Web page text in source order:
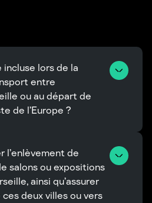
incluse lors de la
entre
ou au départ de
de l’Europe ?
l’enlèvement de
salons ou expositions
ainsi qu’assurer
deux villes ou vers